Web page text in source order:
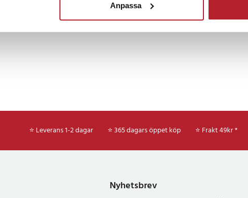
Anpassa
⭐ Leverans 1-2 dagar ⭐ 365 dagars öppet köp ⭐ Frakt 49kr *
Nyhetsbrev